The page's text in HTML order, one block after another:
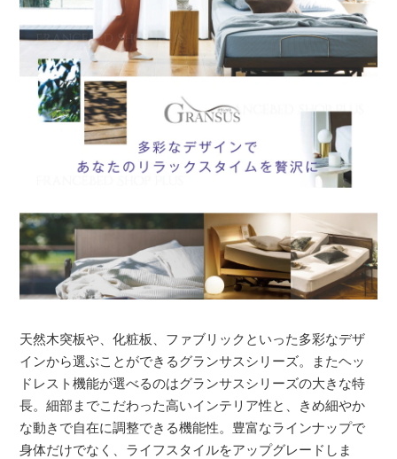
天然木突板や、化粧板、ファブリックといった多彩なデザ
インから選ぶことができるグランサスシリーズ。またヘッ
ドレスト機能が選べるのはグランサスシリーズの大きな特
長。細部までこだわった高いインテリア性と、きめ細やか
な動きで自在に調整できる機能性。豊富なラインナップで
身体だけでなく、ライフスタイルをアップグレードしま